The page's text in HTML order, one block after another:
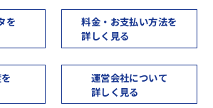
を
料金・お支払い方法を
詳しく見る
運営会社について
詳しく見る